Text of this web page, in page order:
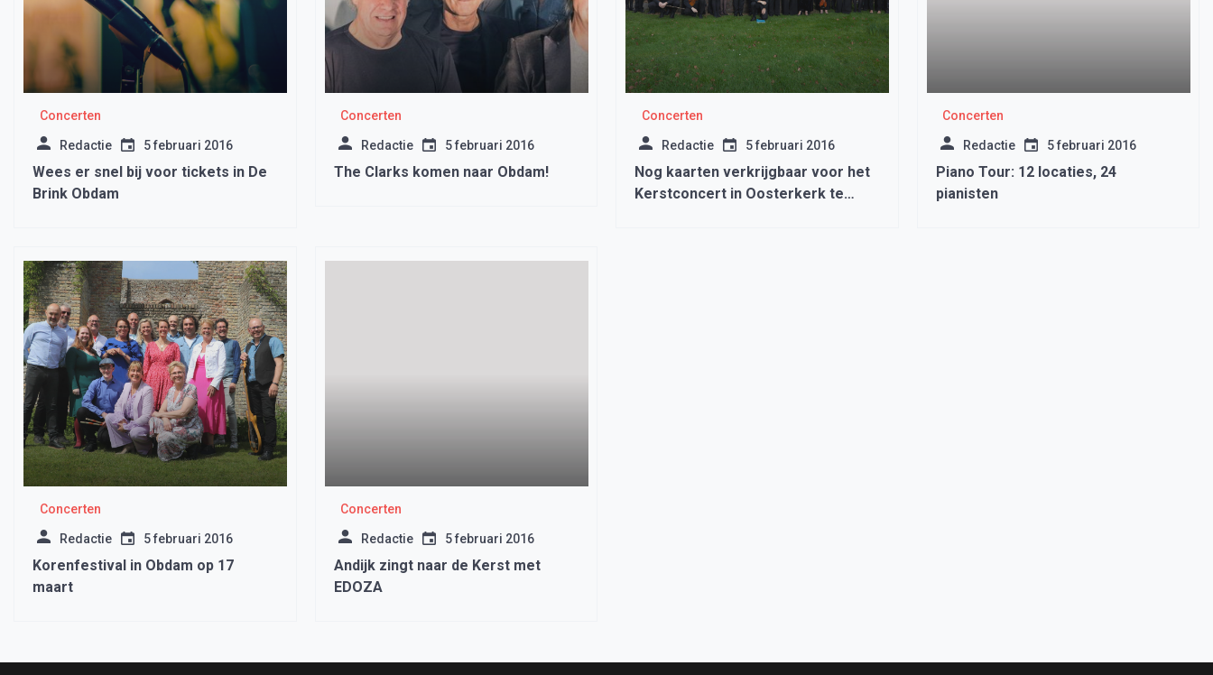
Concerten
Redactie 5 februari 2016
Wees er snel bij voor tickets in De
Brink Obdam
Concerten
Redactie 5 februari 2016
The Clarks komen naar Obdam!
Concerten
Redactie 5 februari 2016
Nog kaarten verkrijgbaar voor het
Kerstconcert in Oosterkerk te
Concerten
Redactie 5 februari 2016
Piano Tour: 12 locaties, 24
pianisten
Concerten
Redactie 5 februari 2016
Korenfestival in Obdam op 17
maart
Concerten
Redactie 5 februari 2016
Andijk zingt naar de Kerst met
EDOZA